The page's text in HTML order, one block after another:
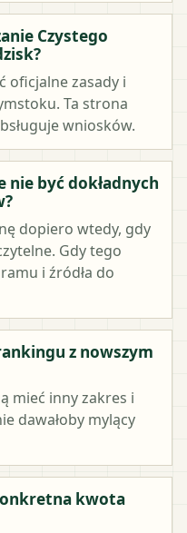
Czystego
oficjalne zasady i
Ta strona
wniosków.
nie być dokładnych
dopiero wtedy, gdy
Gdy tego
i źródła do
z nowszym
mieć inny zakres i
dawałoby mylący
kwota